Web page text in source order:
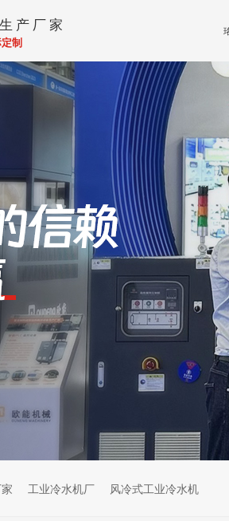
产厂家
制
工业冷水机厂 风冷式工业冷水机